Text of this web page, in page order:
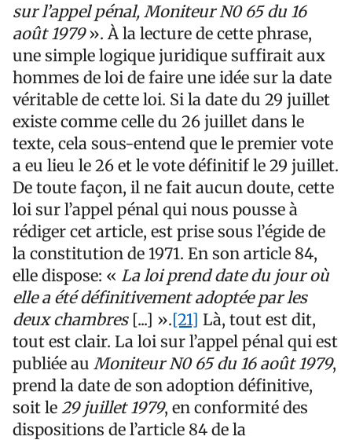
sur l’appel pénal, Moniteur N0 65 du 16
août 1979». À la lecture de cette phrase,
une simple logique juridique suffirait aux
hommes de loi de faire une idée sur la date
véritable de cette loi. Si la date du 29 juillet
existe comme celle du 26 juillet dans le
texte, cela sous-entend que le premier vote
a eu lieu le 26 et le vote définitif le 29 juillet.
De toute façon, il ne fait aucun doute, cette
loi sur l’appel pénal qui nous pousse à
rédiger cet article, est prise sous l’égide de
la constitution de 1971. En son article 84,
elle dispose: « La loi prend date du jour où
elle a été définitivement adoptée par les
deux chambres[...] ».[21] Là, tout est dit,
tout est clair. La loi sur l’appel pénal qui est
publiée au Moniteur N0 65 du 16 août 1979,
prend la date de son adoption définitive,
soit le 29 juillet 1979, en conformité des
dispositions de l’article 84 de la